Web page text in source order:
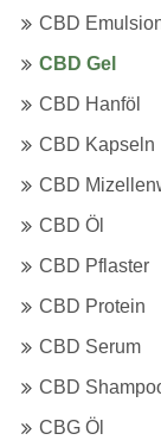
CBD
CBD Gel
CBD Hanföl
CBD Kapseln
CBD
CBD Öl
CBD Pflaster
CBD Protein
CBD Serum
CBD
CBG Öl